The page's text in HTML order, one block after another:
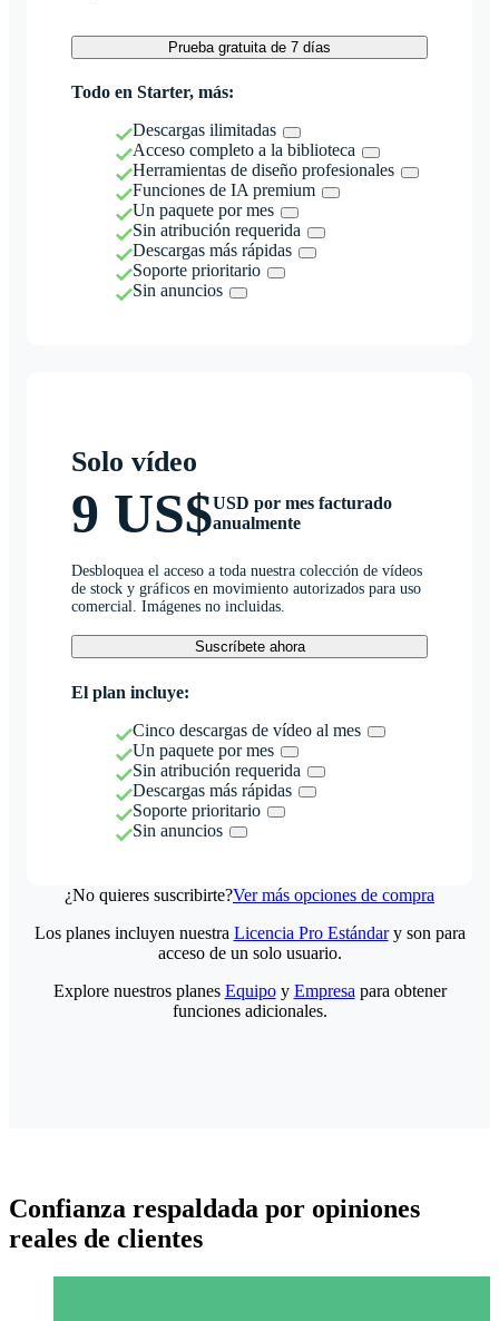
Prueba gratuita de 7 días
Todo en Starter, más:
Descargas ilimitadas
Acceso completo a la biblioteca
Herramientas de diseño profesionales
Funciones de IA premium
Un paquete por mes
Sin atribución requerida
Descargas más rápidas
Soporte prioritario
Sin anuncios
Solo vídeo
9 US$USD por mes facturado
anualmente
Desbloquea el acceso a toda nuestra colección de vídeos
de stock y gráficos en movimiento autorizados para uso
comercial. Imágenes no incluidas.
Suscríbete ahora
El plan incluye:
Cinco descargas de vídeo al mes
Un paquete por mes
Sin atribución requerida
Descargas más rápidas
Soporte prioritario
Sin anuncios
¿No quieres suscribirte?Ver más opciones de compra
Los planes incluyen nuestra Licencia Pro Estándary son para
acceso de un solo usuario.
Explore nuestros planes Equipoy Empresa para obtener
funciones adicionales.
Confianza respaldada por opiniones
reales de clientes